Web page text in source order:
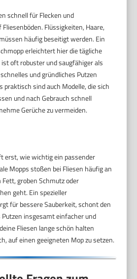
schnell für Flecken und
Flüssigkeiten, Haare,
häufig beseitigt werden. Ein
erleichtert hier die tägliche
oft robuster und saugfähiger als
und gründliches Putzen
praktisch sind auch Modelle, die sich
und nach Gebrauch schnell
Gerüche zu vermeiden.
erst, wie wichtig ein passender
Mopps stoßen bei Fliesen häufig an
groben Schmutz oder
geht. Ein spezieller
für bessere Sauberkeit, schont den
insgesamt einfacher und
Fliesen lange schön halten
auf einen geeigneten Mop zu setzen.